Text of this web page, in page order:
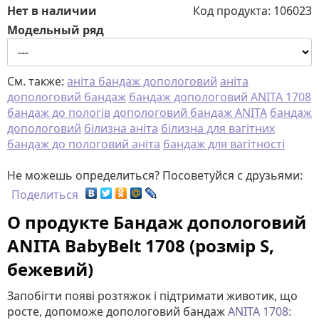
Нет в наличии Код продукта: 106023
Модельный ряд
См. также: аніта бандаж допологовий аніта
допологовий бандаж бандаж допологовий ANITA 1708
бандаж до пологівдопологовий бандаж ANITA бандаж
допологовий білизна аніта білизна для вагітних
бандаж до пологовий аніта бандаж для вагітності
Не можешь определиться? Посоветуйся с друзьями:
Поделиться
О продукте Бандаж допологовий
ANITA BabyBelt 1708 (розмір S,
бежевий)
Запобігти появі розтяжок і підтримати животик, що
росте, допоможе допологовий бандажANITA 1708: